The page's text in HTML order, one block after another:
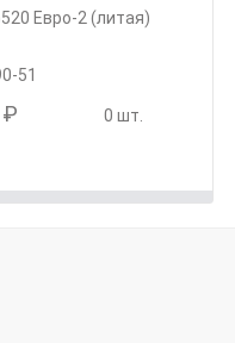
Евро-2 (литая)
51
₽ 0 шт.